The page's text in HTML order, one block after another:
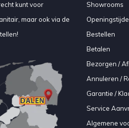
kunt voor
maar ook via de
Showrooms
Bestellen
Betalen
Bezorgen /
Annuleren /
Garantie /
Service
Algemene